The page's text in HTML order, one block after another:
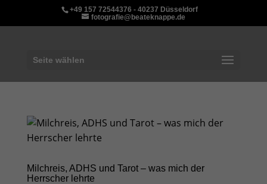
+49 157 72544376 - 40237 Düsseldorf
fotografie@beateknappe.de
Seite wählen
Milchreis, ADHS und Tarot – was mich der
Herrscher lehrte